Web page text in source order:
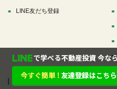
LINE友だち登録
ソーシャルメディア